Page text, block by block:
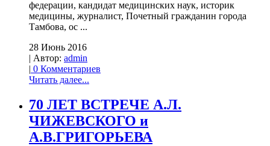
федерации, кандидат медицинских наук, историк
медицины, журналист, Почетный гражданин города
Тамбова, ос ...
28 Июнь 2016
| Автор: admin
| 0 Комментариев
Читать далее...
70 ЛЕТ ВСТРЕЧЕ А.Л.
ЧИЖЕВСКОГО и
А.В.ГРИГОРЬЕВА